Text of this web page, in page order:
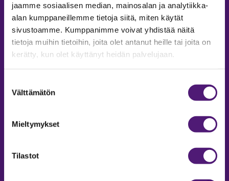
jaamme sosiaalisen median, mainosalan ja analytiikka-
alan kumppaneillemme tietoja siitä, miten käytät
sivustoamme. Kumppanimme voivat yhdistää näitä
tietoja muihin tietoihin, joita olet antanut heille tai joita on
kerätty, kun olet käyttänyt heidän palvelujaan.
valinta
Välttämätön
Mieltymykset
Tilastot
MAJOITUS
Tiedustelut & Varaukset